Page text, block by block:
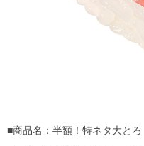
■商品名：半額！特ネタ大とろ